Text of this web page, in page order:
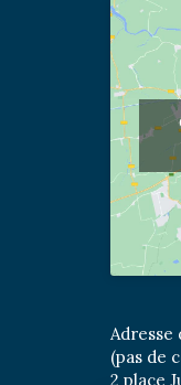
Adresse
(pas de
2 place